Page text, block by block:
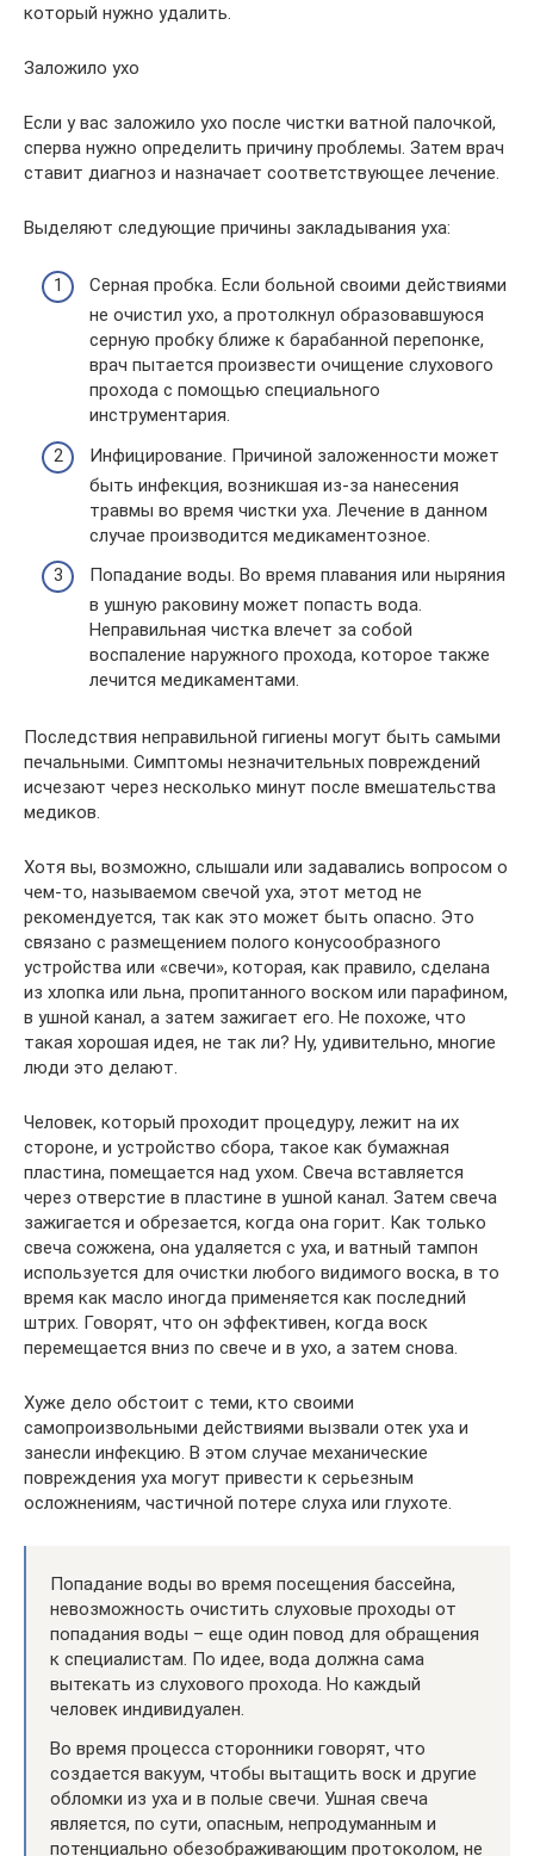
который нужно удалить.
Заложило ухо
Если у вас заложило ухо после чистки ватной палочкой,
сперва нужно определить причину проблемы. Затем врач
ставит диагноз и назначает соответствующее лечение.
Выделяют следующие причины закладывания уха:
Серная пробка. Если больной своими действиями
не очистил ухо, а протолкнул образовавшуюся
серную пробку ближе к барабанной перепонке,
врач пытается произвести очищение слухового
прохода с помощью специального
инструментария.
Инфицирование. Причиной заложенности может
быть инфекция, возникшая из-за нанесения
травмы во время чистки уха. Лечение в данном
случае производится медикаментозное.
Попадание воды. Во время плавания или ныряния
в ушную раковину может попасть вода.
Неправильная чистка влечет за собой
воспаление наружного прохода, которое также
лечится медикаментами.
Последствия неправильной гигиены могут быть самыми
печальными. Симптомы незначительных повреждений
исчезают через несколько минут после вмешательства
медиков.
Хотя вы, возможно, слышали или задавались вопросом о
чем-то, называемом свечой уха, этот метод не
рекомендуется, так как это может быть опасно. Это
связано с размещением полого конусообразного
устройства или «свечи», которая, как правило, сделана
из хлопка или льна, пропитанного воском или парафином,
в ушной канал, а затем зажигает его. Не похоже, что
такая хорошая идея, не так ли? Ну, удивительно, многие
люди это делают.
Человек, который проходит процедуру, лежит на их
стороне, и устройство сбора, такое как бумажная
пластина, помещается над ухом. Свеча вставляется
через отверстие в пластине в ушной канал. Затем свеча
зажигается и обрезается, когда она горит. Как только
свеча сожжена, она удаляется с уха, и ватный тампон
используется для очистки любого видимого воска, в то
время как масло иногда применяется как последний
штрих. Говорят, что он эффективен, когда воск
перемещается вниз по свече и в ухо, а затем снова.
Хуже дело обстоит с теми, кто своими
самопроизвольными действиями вызвали отек уха и
занесли инфекцию. В этом случае механические
повреждения уха могут привести к серьезным
осложнениям, частичной потере слуха или глухоте.
Попадание воды во время посещения бассейна,
невозможность очистить слуховые проходы от
попадания воды – еще один повод для обращения
к специалистам. По идее, вода должна сама
вытекать из слухового прохода. Но каждый
человек индивидуален.
Во время процесса сторонники говорят, что
создается вакуум, чтобы вытащить воск и другие
обломки из уха и в полые свечи. Ушная свеча
является, по сути, опасным, непродуманным и
потенциально обезображивающим протоколом, не